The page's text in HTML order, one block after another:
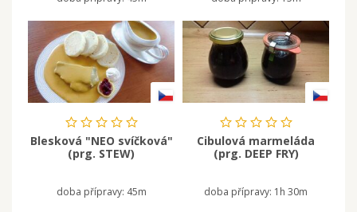
Blesková "NEO svíčková"
(prg. STEW)
doba přípravy: 45m
Cibulová marmeláda
(prg. DEEP FRY)
doba přípravy: 1h 30m